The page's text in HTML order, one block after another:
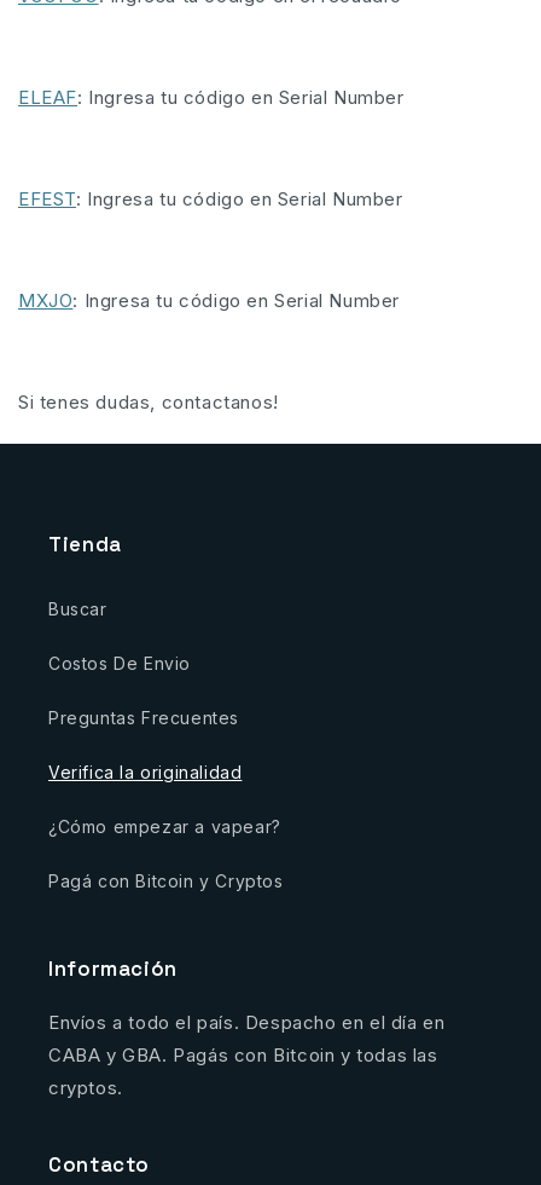
ELEAF: Ingresa tu código en Serial Number
EFEST: Ingresa tu código en Serial Number
MXJO: Ingresa tu código en Serial Number
Si tenes dudas, contactanos!
Tienda
Buscar
Costos De Envio
Preguntas Frecuentes
Verifica la originalidad
¿Cómo empezar a vapear?
Pagá con Bitcoin y Cryptos
Información
Envíos a todo el país. Despacho en el día en
CABA y GBA. Pagás con Bitcoin y todas las
cryptos.
Contacto